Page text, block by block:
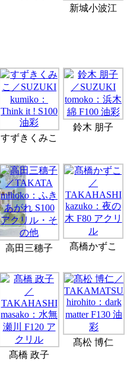
新城小波江
すずきくみこ
鈴木 朋子
高田三穗子 髙橋かずこ
髙橋 政子
髙松 博仁